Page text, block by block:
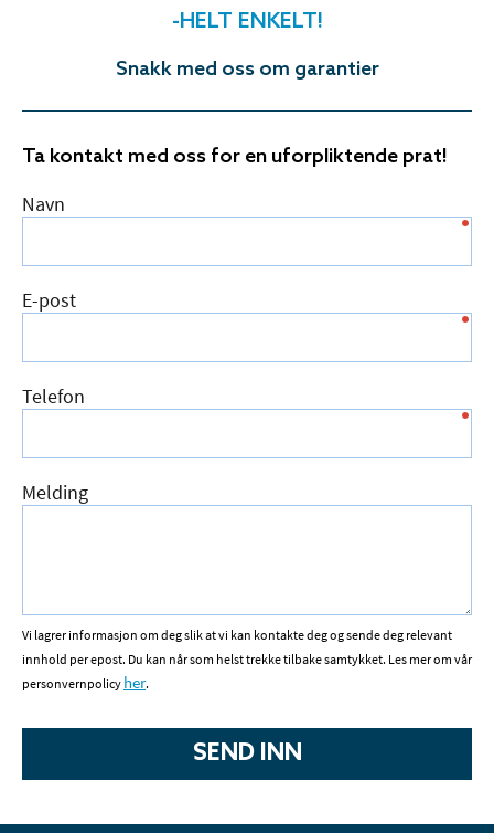
-HELT ENKELT!
Snakk med oss om garantier
Ta kontakt med oss for en uforpliktende prat!
Navn
E-post
Telefon
Melding
Vi lagrer informasjon om deg slik at vi kan kontakte deg og sende deg relevant
innhold per epost. Du kan når som helst trekke tilbake samtykket. Les mer om vår
personvernpolicy her.